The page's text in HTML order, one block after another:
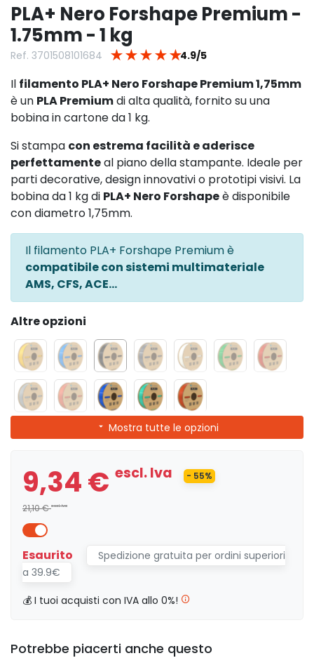
PLA+ Nero Forshape Premium -
1.75mm - 1 kg
Ref. 3701508101684 ★ ★ ★ ★ ★4.9/5
Il filamento PLA+ Nero Forshape Premium 1,75mm
è un PLA Premiumdi alta qualità, fornito su una
bobina in cartone da 1 kg.
Si stampa con estrema facilità e aderisce
perfettamenteal piano della stampante. Ideale per
parti decorative, design innovativi o prototipi visivi. La
bobina da 1 kg di PLA+ Nero Forshapeè disponibile
con diametro 1,75mm.
Il filamento PLA+ Forshape Premium è
compatibile con sistemi multimateriale
AMS, CFS, ACE...
Altre opzioni
Mostra tutte le opzioni
9,34 € escl. Iva
21,10 €escl. Iva
- 55%
Esaurito
Spedizione gratuita per ordini superiori
a 39.9€
💰 I tuoi acquisti con IVA allo 0%!
Potrebbe piacerti anche questo